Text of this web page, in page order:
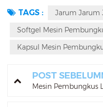
TAGS :
Jarum Jarum
Softgel Mesin
Kapsul Mesin
POST
Mesin Pembungkus